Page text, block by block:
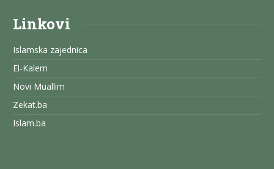
Linkovi
Islamska zajednica
El-Kalem
Novi Muallim
Zekat.ba
Islam.ba